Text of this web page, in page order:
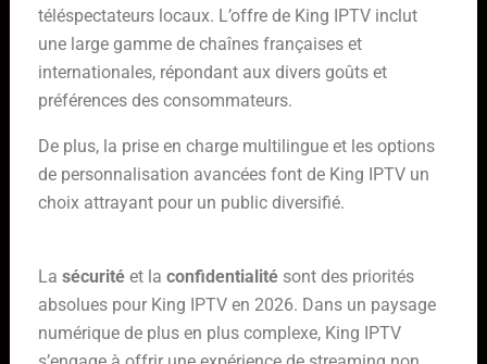
téléspectateurs locaux. L’offre de King IPTV inclut
une large gamme de chaînes françaises et
internationales, répondant aux divers goûts et
préférences des consommateurs.
De plus, la prise en charge multilingue et les options
de personnalisation avancées font de King IPTV un
choix attrayant pour un public diversifié.
La sécuritéet la confidentialitésont des priorités
absolues pour King IPTV en 2026. Dans un paysage
numérique de plus en plus complexe, King IPTV